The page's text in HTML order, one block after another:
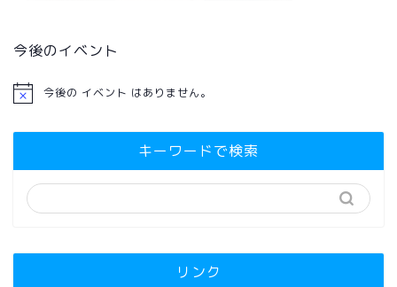
今後のイベント
今後の イベント はありません。
キーワードで検索
リンク